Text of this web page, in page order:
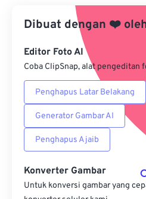
Terapkan dari Preset
Simpan sebagai Preset
Dibuat dengan ❤️
Editor Foto AI
Coba ClipSnap, alat pengeditan
Penghapus Latar Belakang
Generator Gambar AI
Penghapus Ajaib
Konverter Gambar
Untuk konversi gambar yang